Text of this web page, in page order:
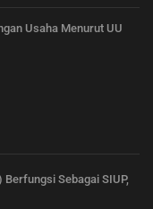
Usaha Menurut UU
Sebagai SIUP,